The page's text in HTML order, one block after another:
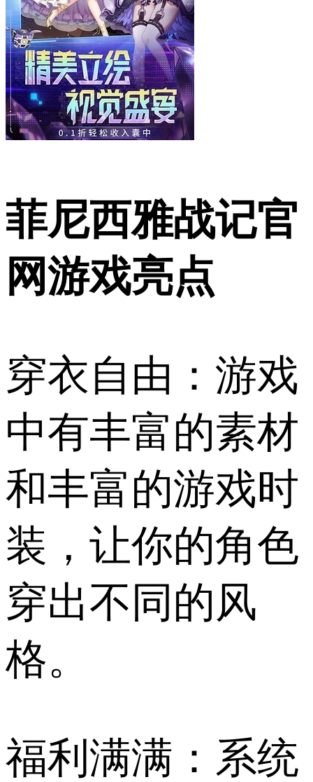
菲尼西雅战记官
网游戏亮点
穿衣自由：游戏
中有丰富的素材
和丰富的游戏时
装，让你的角色
穿出不同的风
格。
福利满满：系统